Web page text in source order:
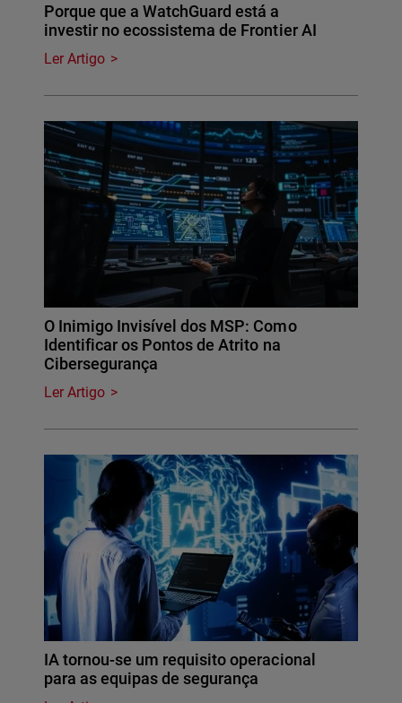
Porque que a WatchGuard está a
investir no ecossistema de Frontier AI
Ler Artigo
O Inimigo Invisível dos MSP: Como
Identificar os Pontos de Atrito na
Cibersegurança
Ler Artigo
IA tornou-se um requisito operacional
para as equipas de segurança